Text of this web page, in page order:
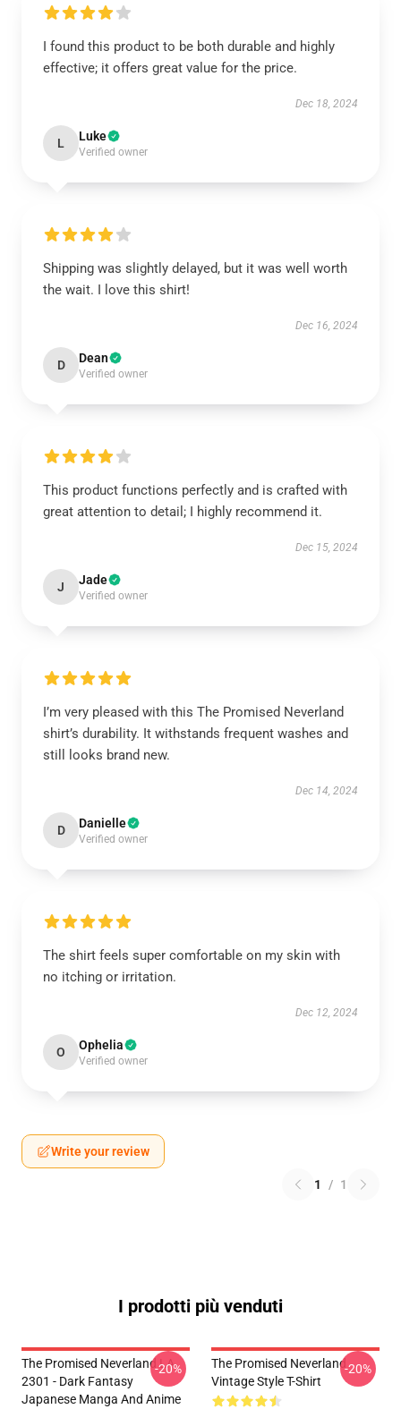
I found this product to be both durable and highly
effective; it offers great value for the price.
Dec 18, 2024
L Luke
Verified owner
Shipping was slightly delayed, but it was well worth
the wait. I love this shirt!
Dec 16, 2024
D Dean
Verified owner
This product functions perfectly and is crafted with
great attention to detail; I highly recommend it.
Dec 15, 2024
J Jade
Verified owner
I’m very pleased with this The Promised Neverland
shirt’s durability. It withstands frequent washes and
still looks brand new.
Dec 14, 2024
D Danielle
Verified owner
The shirt feels super comfortable on my skin with
no itching or irritation.
Dec 12, 2024
O Ophelia
Verified owner
Write your review
1 / 1
I prodotti più venduti
The Promised Neverland LA
2301 - Dark Fantasy
Japanese Manga And Anime
-20%
The Promised Neverland
Vintage Style T-Shirt
-20%